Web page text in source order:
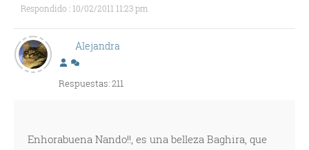
Respondido : 10/02/2011 11:23 pm
Alejandra
Respuestas: 211
Enhorabuena Nando!!, es una belleza Baghira, que